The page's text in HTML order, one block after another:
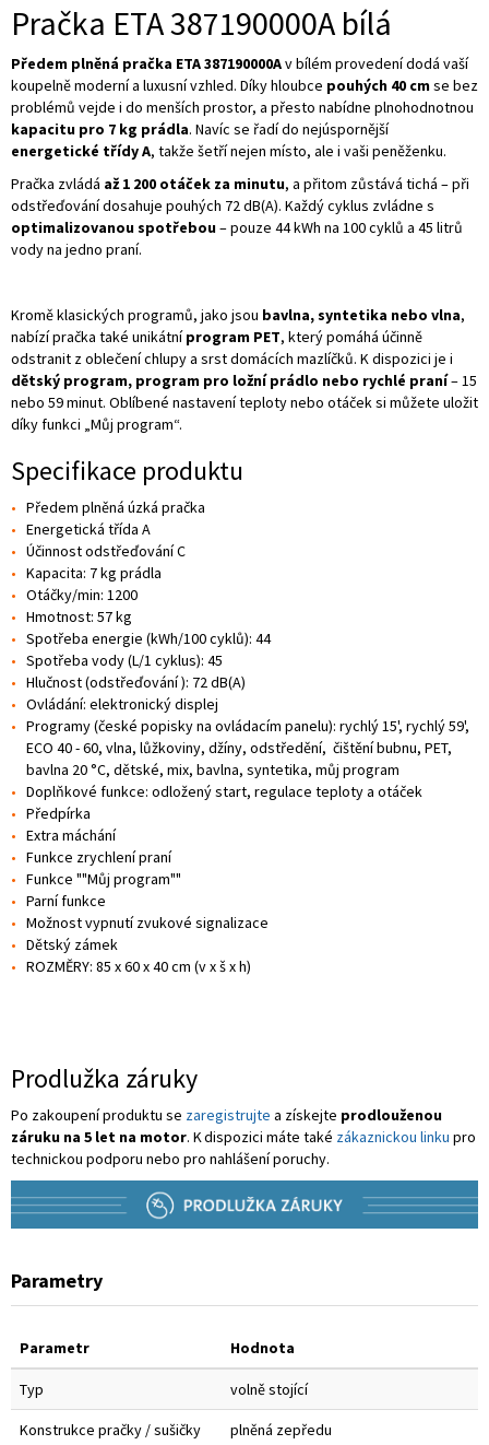
Pračka ETA 387190000A bílá
Předem plněná pračka ETA 387190000Av bílém provedení dodá vaší
koupelně moderní a luxusní vzhled. Díky hloubce pouhých 40 cmse bez
problémů vejde i do menších prostor, a přesto nabídne plnohodnotnou
kapacitu pro 7 kg prádla. Navíc se řadí do nejúspornější
energetické třídy A, takže šetří nejen místo, ale i vaši peněženku.
Pračka zvládá až 1 200 otáček za minutu, a přitom zůstává tichá – při
odstřeďování dosahuje pouhých 72 dB(A). Každý cyklus zvládne s
optimalizovanou spotřebou– pouze 44 kWh na 100 cyklů a 45 litrů
vody na jedno praní.
Kromě klasických programů, jako jsou bavlna, syntetika nebo vlna,
nabízí pračka také unikátníprogram PET, který pomáhá účinně
odstranit z oblečení chlupy a srst domácích mazlíčků. K dispozici je i
dětský program, program pro ložní prádlo nebo rychlé praní– 15
nebo 59 minut. Oblíbené nastavení teploty nebo otáček si můžete uložit
díky funkci „Můj program“.
Specifikace produktu
Předem plněná úzká pračka
Energetická třída A
Účinnost odstřeďování C
Kapacita: 7 kg prádla
Otáčky/min: 1200
Hmotnost: 57 kg
Spotřeba energie (kWh/100 cyklů): 44
Spotřeba vody (L/1 cyklus): 45
Hlučnost (odstřeďování ): 72 dB(A)
Ovládání: elektronický displej
Programy (české popisky na ovládacím panelu): rychlý 15', rychlý 59',
ECO 40 - 60, vlna, lůžkoviny, džíny, odstředění, čištění bubnu, PET,
bavlna 20 °C, dětské, mix, bavlna, syntetika, můj program
Doplňkové funkce: odložený start, regulace teploty a otáček
Předpírka
Extra máchání
Funkce zrychlení praní
Funkce ""Můj program""
Parní funkce
Možnost vypnutí zvukové signalizace
Dětský zámek
ROZMĚRY: 85 x 60 x 40 cm (v x š x h)
Prodlužka záruky
Po zakoupení produktu se zaregistrujte a získejte prodlouženou
záruku na 5 let na motor. K dispozici máte také zákaznickou linku pro
technickou podporu nebo pro nahlášení poruchy.
Parametry
Parametr Hodnota
Typ volně stojící
Konstrukce pračky / sušičky plněná zepředu